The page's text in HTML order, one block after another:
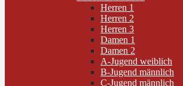
Herren 1
Herren 2
Herren 3
Damen 1
Damen 2
A-Jugend weiblich
B-Jugend männlich
C-Jugend männlich